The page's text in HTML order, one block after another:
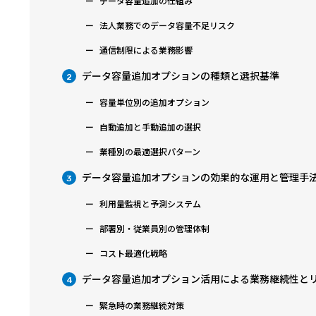
法人業務でのデータ容量不足リスク
通信制限による業務影響
2 データ容量追加オプションの種類と選択基準
容量単位別の追加オプション
自動追加と手動追加の選択
業種別の最適選択パターン
3 データ容量追加オプションの効果的な運用と管理手
利用量監視と予測システム
部署別・従業員別の管理体制
コスト最適化戦略
4 データ容量追加オプション活用による業務継続性と
緊急時の業務継続対策